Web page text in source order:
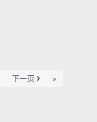
下一页 »